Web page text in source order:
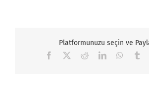
Platformunuzu seçin ve
Facebook RedditLinkedIn